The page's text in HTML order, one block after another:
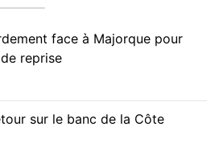
face à Majorque pour
reprise
sur le banc de la Côte